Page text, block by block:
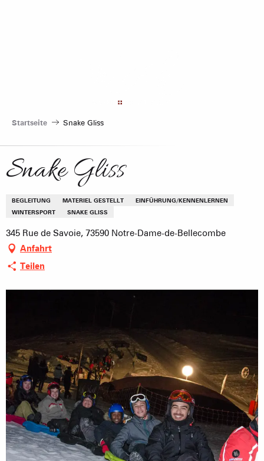
Startseite Snake Gliss
Snake Gliss
BEGLEITUNG MATERIEL GESTELLT
EINFÜHRUNG/KENNENLERNEN
WINTERSPORT
SNAKE GLISS
345 Rue de Savoie, 73590 Notre-Dame-de-Bellecombe
Anfahrt
Teilen